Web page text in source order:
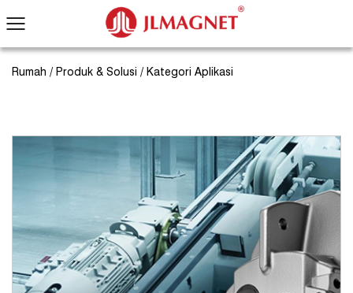
Rumah / Produk & Solusi / Kategori Aplikasi